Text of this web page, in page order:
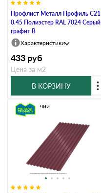
Профлист Металл Профиль C21
0.45 Полиэстер RAL 7024 Серый
графит B
Характеристики
433 руб
Цена за м2
В КОРЗИНУ
В наличии